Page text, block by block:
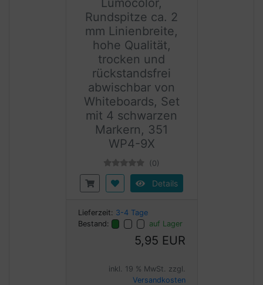
Rundspitze ca. 2
mm Linienbreite,
hohe Qualität,
trocken und
rückstandsfrei
abwischbar von
Whiteboards, Set
mit 4 schwarzen
Markern, 351
WP4-9X
(0)
Details
Lieferzeit: 3-4 Tage
Bestand:
auf Lager
5,95 EUR
inkl. 19 % MwSt. zzgl.
Versandkosten